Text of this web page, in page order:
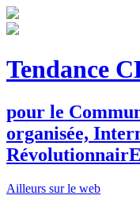
Tendance
pour le C
organisée, I
RévolutionnairE
Ailleurs sur le web